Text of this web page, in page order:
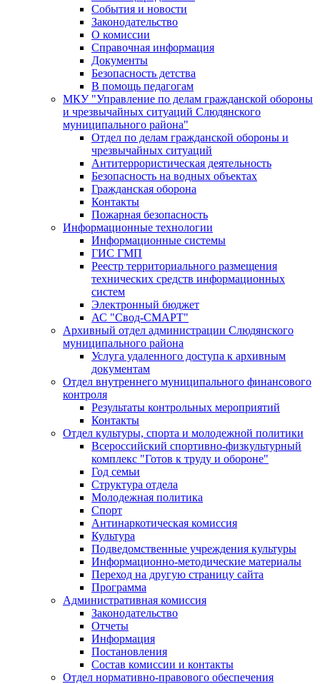
События и новости
Законодательство
О комиссии
Справочная информация
Документы
Безопасность детства
В помощь педагогам
МКУ "Управление по делам гражданской обороны
и чрезвычайных ситуаций Слюдянского
муниципального района"
Отдел по делам гражданской обороны и
чрезвычайных ситуаций
Антитеррористическая деятельность
Безопасность на водных объектах
Гражданская оборона
Контакты
Пожарная безопасность
Информационные технологии
Информационные системы
ГИС ГМП
Реестр территориального размещения
технических средств информационных
систем
Электронный бюджет
АС "Свод-СМАРТ"
Архивный отдел администрации Слюдянского
муниципального района
Услуга удаленного доступа к архивным
документам
Отдел внутреннего муниципального финансового
контроля
Результаты контрольных мероприятий
Контакты
Отдел культуры, спорта и молодежной политики
Всероссийский спортивно-физкультурный
комплекс "Готов к труду и обороне"
Год семьи
Структура отдела
Молодежная политика
Спорт
Антинаркотическая комиссия
Культура
Подведомственные учреждения культуры
Информационно-методические материалы
Переход на другую страницу сайта
Программа
Административная комиссия
Законодательство
Отчеты
Информация
Постановления
Состав комиссии и контакты
Отдел нормативно-правового обеспечения